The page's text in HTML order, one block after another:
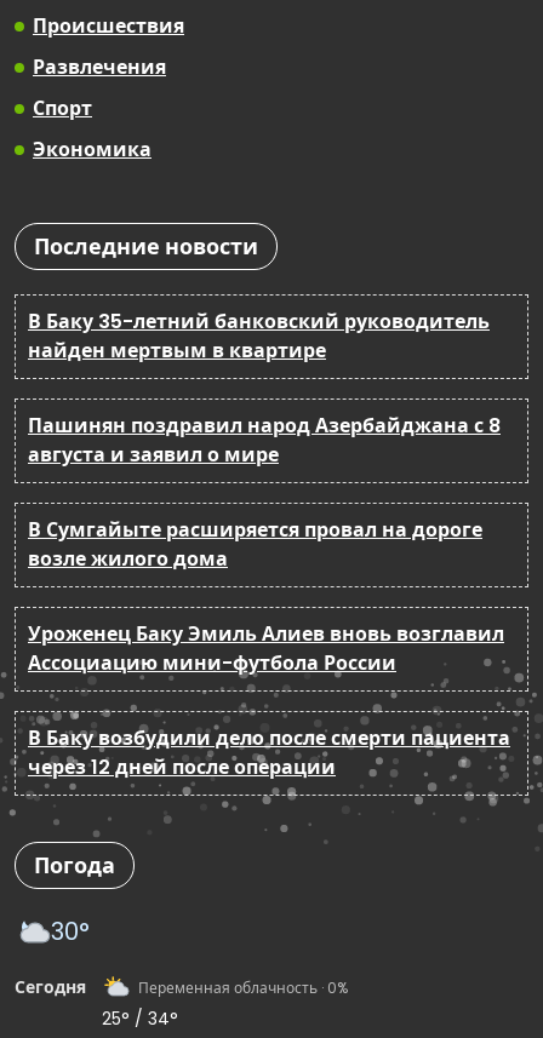
Происшествия
Развлечения
Спорт
Экономика
Последние новости
В Баку 35-летний банковский руководитель
найден мертвым в квартире
Пашинян поздравил народ Азербайджана с 8
августа и заявил о мире
В Сумгайыте расширяется провал на дороге
возле жилого дома
Уроженец Баку Эмиль Алиев вновь возглавил
Ассоциацию мини-футбола России
В Баку возбудили дело после смерти пациента
через 12 дней после операции
Погода
30°
Сегодня Переменная облачность · 0%
25° / 34°